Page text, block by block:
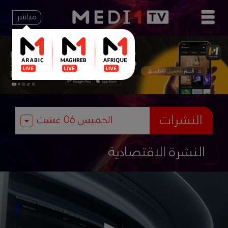
مباشر
النشرات
النشرة الاقتصادية